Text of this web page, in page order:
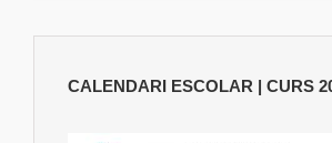
CALENDARI ESCOLAR | CURS